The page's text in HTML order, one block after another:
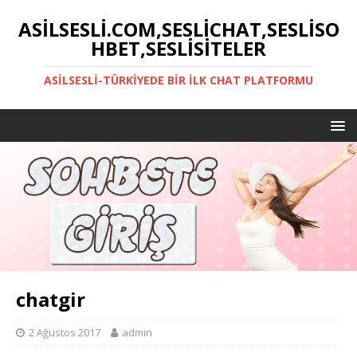
ASILSESLI.COM,SESLICHAT,SESLISO
HBET,SESLISITELER
ASILSESLI-TÜRKIYEDE BIR İLK CHAT PLATFORMU
chatgir
2 Ağustos 2017 admin